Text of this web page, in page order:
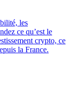
les
ce qu’est le
crypto, ce
la France.